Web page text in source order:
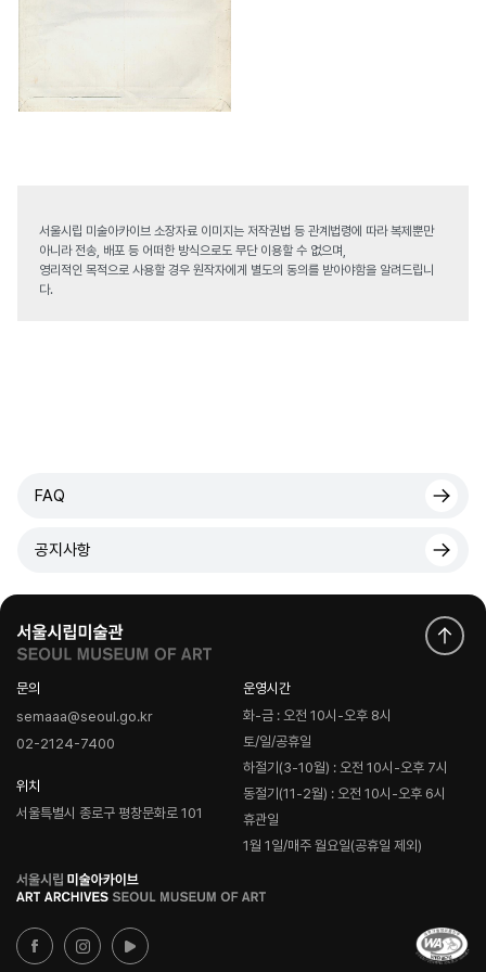
서울시립 미술아카이브 소장자료 이미지는 저작권법 등 관계법령에 따라 복제뿐만
아니라 전송, 배포 등 어떠한 방식으로도 무단 이용할 수 없으며,
영리적인 목적으로 사용할 경우 원작자에게 별도의 동의를 받아야함을 알려드립니
다.
FAQ
공지사항
문의
semaaa@seoul.go.kr
02-2124-7400
위치
서울특별시 종로구 평창문화로 101
운영시간
화-금 : 오전 10시-오후 8시
토/일/공휴일
하절기(3-10월) : 오전 10시-오후 7시
동절기(11-2월) : 오전 10시-오후 6시
휴관일
1월 1일/매주 월요일(공휴일 제외)
로
고